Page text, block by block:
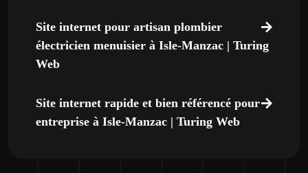
Site internet pour artisan plombier
électricien menuisier à Isle-Manzac | Turing
Web
Site internet rapide et bien référencé pour
entreprise à Isle-Manzac | Turing Web